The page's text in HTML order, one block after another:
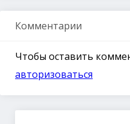
Комментарии
Чтобы оставить
авторизоваться